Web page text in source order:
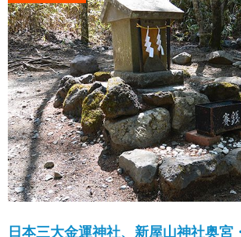
日本三大金運神社、新屋山神社奥宮